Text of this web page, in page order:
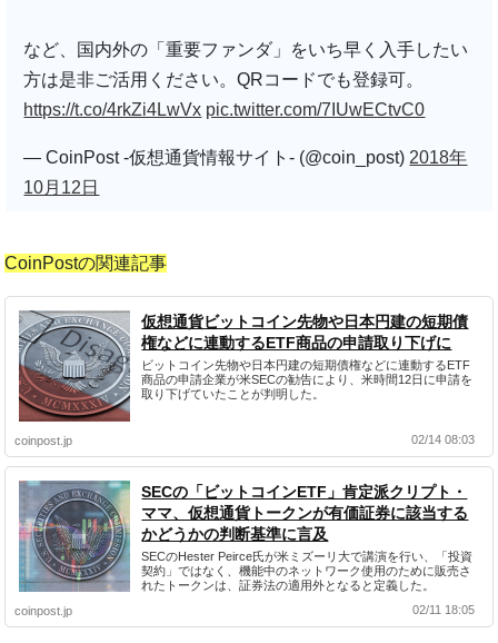
など、国内外の「重要ファンダ」をいち早く入手したい
方は是非ご活用ください。QRコードでも登録可。
https://t.co/4rkZi4LwVx pic.twitter.com/7IUwECtvC0
— CoinPost -仮想通貨情報サイト- (@coin_post) 2018年
10月12日
CoinPostの関連記事
仮想通貨ビットコイン先物や日本円建の短期債
権などに連動するETF商品の申請取り下げに
ビットコイン先物や日本円建の短期債権などに連動するETF
商品の申請企業が米SECの勧告により、米時間12日に申請を
取り下げていたことが判明した。
coinpost.jp 02/14 08:03
SECの「ビットコインETF」肯定派クリプト・
ママ、仮想通貨トークンが有価証券に該当する
かどうかの判断基準に言及
SECのHester Peirce氏が米ミズーリ大で講演を行い、「投資
契約」ではなく、機能中のネットワーク使用のために販売さ
れたトークンは、証券法の適用外となると定義した。
coinpost.jp
02/11 18:05